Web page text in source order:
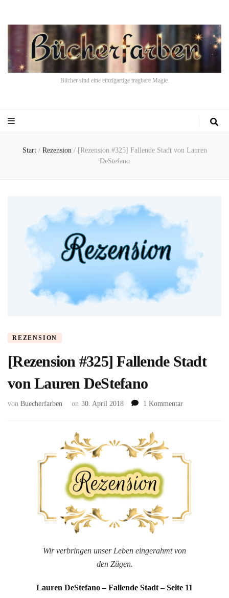
Bücher sind eine einzigartige tragbare Magie.
Start / Rezension / [Rezension #325] Fallende Stadt von Lauren
DeStefano
REZENSION
[Rezension #325] Fallende Stadt
von Lauren DeStefano
von Buecherfarben on 30. April 2018 1 Kommentarzu
von
Wir verbringen unser Leben eingerahmt von
den Zügen.
Lauren DeStefano – Fallende Stadt – Seite 11